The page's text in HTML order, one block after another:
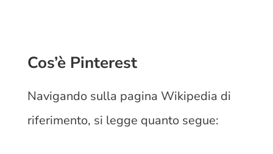
Cos’è Pinterest
Navigando sulla pagina Wikipedia di
riferimento, si legge quanto segue: